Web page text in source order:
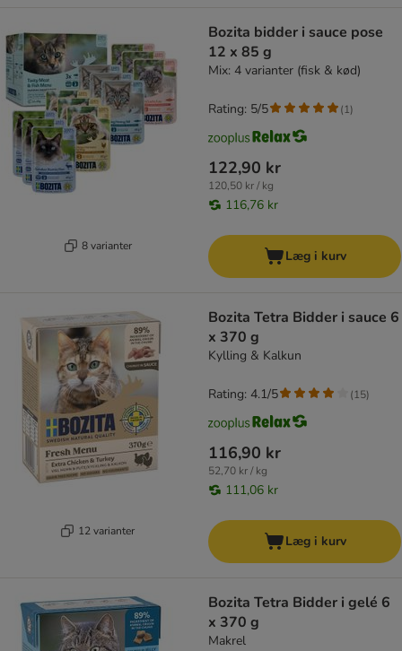
8 varianter
Bozita bidder i sauce pose
12 x 85 g
Mix: 4 varianter (fisk & kød)
122,90 kr
120,50 kr / kg
116,76 kr
Rating: 5/5 (1)
Læg i kurv
12 varianter
Bozita Tetra Bidder i sauce 6
x 370 g
Kylling & Kalkun
116,90 kr
52,70 kr / kg
111,06 kr
Rating: 4.1/5 (15)
Læg i kurv
Bozita Tetra Bidder i gelé 6
x 370 g
Makrel